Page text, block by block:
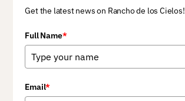
Get the latest news on Rancho de los Cielos!
Full Name*
Email*